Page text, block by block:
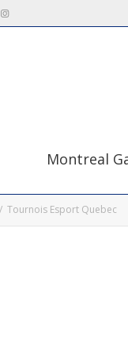
Montreal
Tournois Esport Quebec